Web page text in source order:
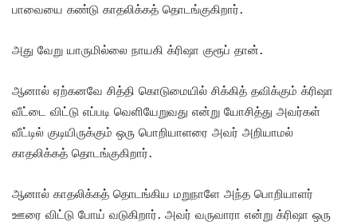
பாவையை கண்டு காதலிக்கத் தொடங்குகிறார்.
அது வேறு யாருமில்லை நாயகி க்ரிஷா குரூப் தான்.
ஆனால் ஏற்கனவே சித்தி கொடுமையில் சிக்கித் தவிக்கும் க்ரிஷா
வீட்டை விட்டு எப்படி வெளியேறுவது என்று யோசித்து அவர்கள்
வீட்டில் குடியிருக்கும் ஒரு பொறியாளரை அவர் அறியாமல்
காதலிக்கத் தொடங்குகிறார்.
ஆனால் காதலிக்கத் தொடங்கிய மறுநாளே அந்த பொறியாளர்
ஊரை விட்டு போய் வடுகிறார். அவர் வருவாரா என்று க்ரிஷா ஒரு